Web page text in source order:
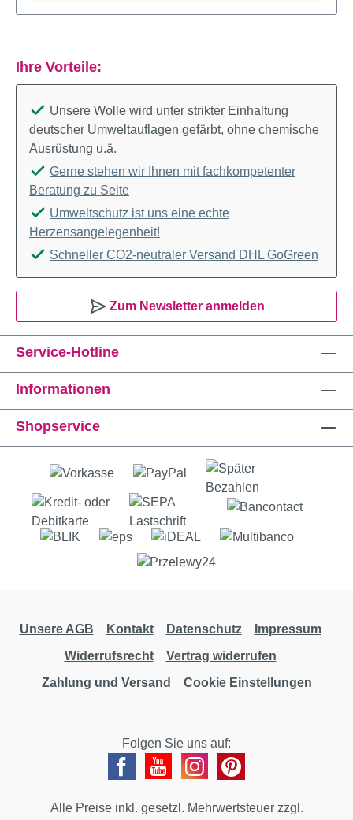
Service-Hotline
Informationen
Shopservice
Ihre Vorteile:
Unsere Wolle wird unter strikter Einhaltung
deutscher Umweltauflagen gefärbt, ohne chemische
Ausrüstung u.ä.
Gerne stehen wir Ihnen mit fachkompetenter
Beratung zu Seite
Umweltschutz ist uns eine echte
Herzensangelegenheit!
Schneller CO2-neutraler Versand DHL GoGreen
Zum Newsletter anmelden
Unsere AGB Kontakt Datenschutz
Impressum
Widerrufsrecht
Vertrag widerrufen
Zahlung und Versand
Cookie Einstellungen
Folgen Sie uns auf:
Alle Preise inkl. gesetzl. Mehrwertsteuer zzgl.